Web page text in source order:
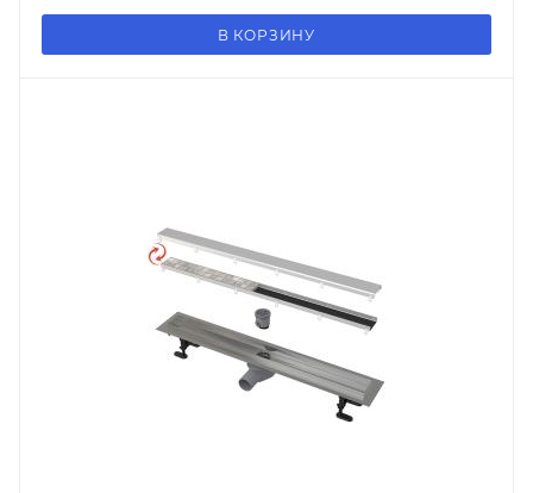
В КОРЗИНУ